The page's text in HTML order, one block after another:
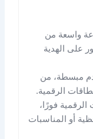
واسعة من
على الهدية
مبسطة، من
الرقمية.
الرقمية فورًا،
أو المناسبات